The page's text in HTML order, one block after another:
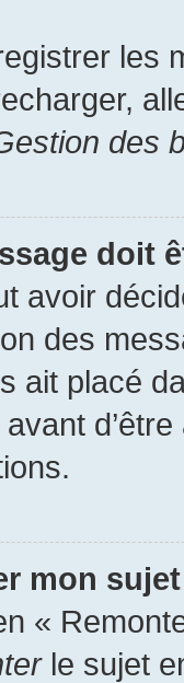
des
doit
avoir
des
ait placé
mon
«
le sujet